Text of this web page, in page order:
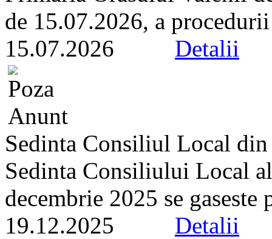
de 15.07.2026, a
15.07.2026 Detalii
Sedinta Consiliul Local
Sedinta Consiliului Local
decembrie 2025 se
19.12.2025 Detalii